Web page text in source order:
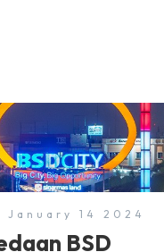
January 14 2024
BSD